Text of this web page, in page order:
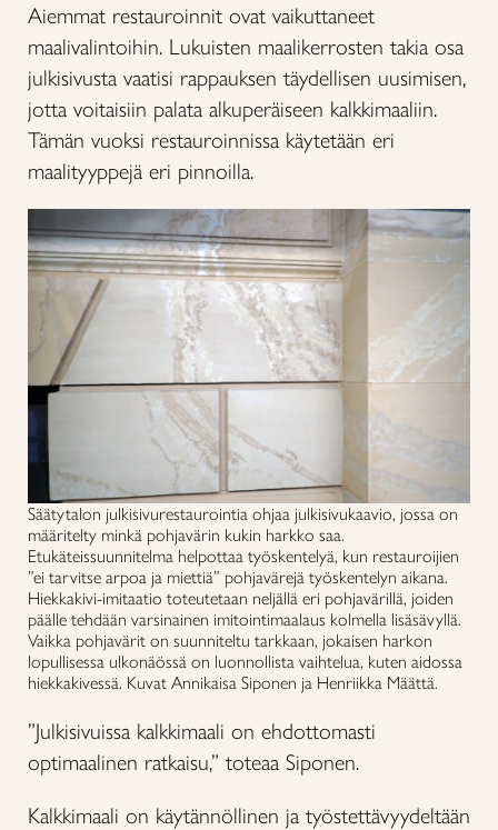
Aiemmat restauroinnit ovat vaikuttaneet
maalivalintoihin. Lukuisten maalikerrosten takia osa
julkisivusta vaatisi rappauksen täydellisen uusimisen,
jotta voitaisiin palata alkuperäiseen kalkkimaaliin.
Tämän vuoksi restauroinnissa käytetään eri
maalityyppejä eri pinnoilla.
Säätytalon julkisivurestaurointia ohjaa julkisivukaavio, jossa on
määritelty minkä pohjavärin kukin harkko saa.
Etukäteissuunnitelma helpottaa työskentelyä, kun restauroijien
”ei tarvitse arpoa ja miettiä” pohjavärejä työskentelyn aikana.
Hiekkakivi-imitaatio toteutetaan neljällä eri pohjavärillä, joiden
päälle tehdään varsinainen imitointimaalaus kolmella lisäsävyllä.
Vaikka pohjavärit on suunniteltu tarkkaan, jokaisen harkon
lopullisessa ulkonäössä on luonnollista vaihtelua, kuten aidossa
hiekkakivessä. Kuvat Annikaisa Siponen ja Henriikka Määttä.
”Julkisivuissa kalkkimaali on ehdottomasti
optimaalinen ratkaisu,” toteaa Siponen.
Kalkkimaali on käytännöllinen ja työstettävyydeltään